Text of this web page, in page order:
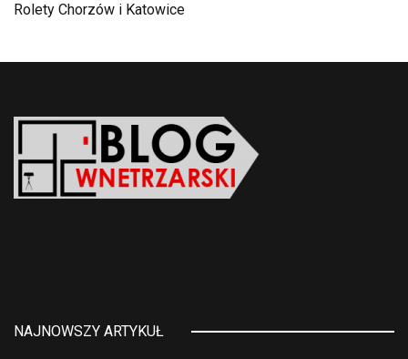
Rolety Chorzów i Katowice
NAJNOWSZY ARTYKUŁ